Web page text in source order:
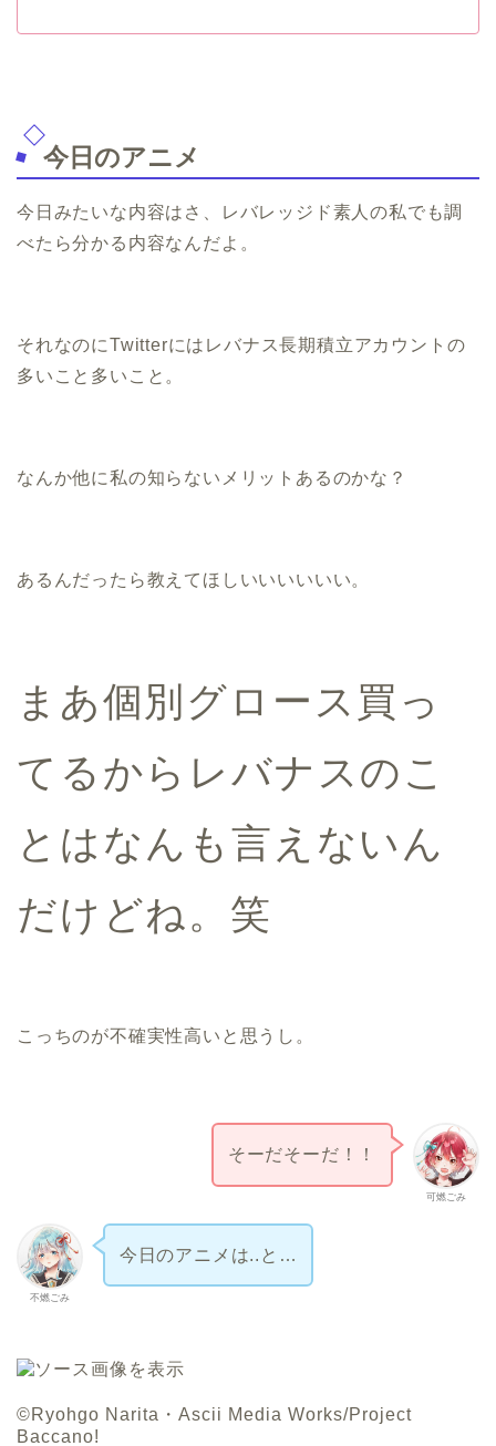
今日のアニメ
今日みたいな内容はさ、レバレッジド素人の私でも調
べたら分かる内容なんだよ。
それなのにTwitterにはレバナス長期積立アカウントの
多いこと多いこと。
なんか他に私の知らないメリットあるのかな？
あるんだったら教えてほしいいいいいい。
まあ個別グロース買っ
てるからレバナスのこ
とはなんも言えないん
だけどね。笑
こっちのが不確実性高いと思うし。
可燃ごみ
そーだそーだ！！
不燃ごみ
今日のアニメは..と…
©Ryohgo Narita・Ascii Media Works/Project
Baccano!